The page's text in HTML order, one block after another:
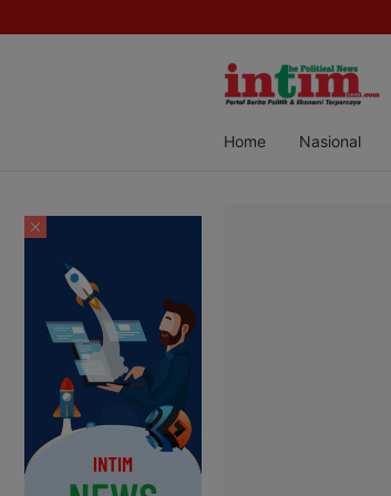
Sabu di Pangkalan Bun, Dua Pelaku Diamankan
Home Nasional